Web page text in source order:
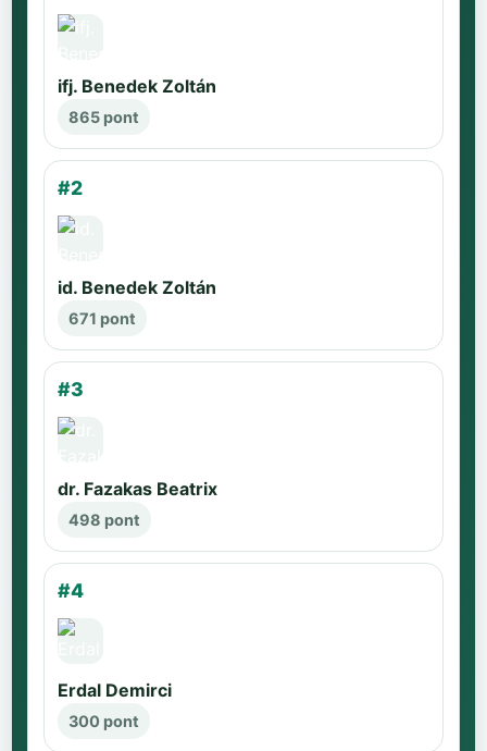
ifj. Benedek Zoltán
865 pont
#2
id. Benedek Zoltán
671 pont
#3
dr. Fazakas Beatrix
498 pont
#4
Erdal Demirci
300 pont